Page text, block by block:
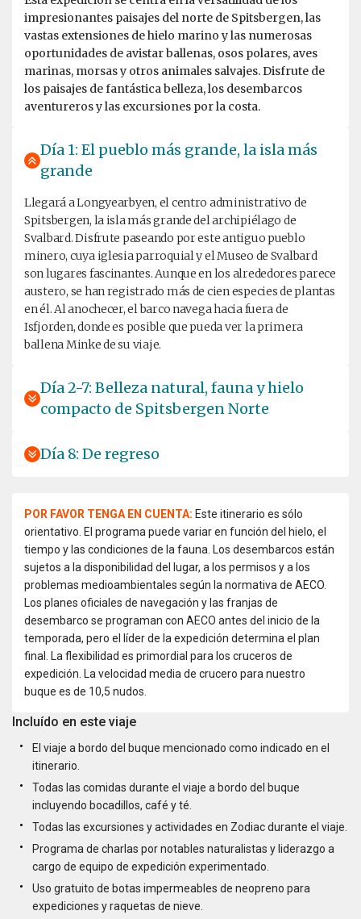
impresionantes paisajes del norte de Spitsbergen, las
vastas extensiones de hielo marino y las numerosas
oportunidades de avistar ballenas, osos polares, aves
marinas, morsas y otros animales salvajes. Disfrute de
los paisajes de fantástica belleza, los desembarcos
aventureros y las excursiones por la costa.
Día 1: El pueblo más grande, la isla más
grande
Llegará a Longyearbyen, el centro administrativo de
Spitsbergen, la isla más grande del archipiélago de
Svalbard. Disfrute paseando por este antiguo pueblo
minero, cuya iglesia parroquial y el Museo de Svalbard
son lugares fascinantes. Aunque en los alrededores parece
austero, se han registrado más de cien especies de plantas
en él. Al anochecer, el barco navega hacia fuera de
Isfjorden, donde es posible que pueda ver la primera
ballena Minke de su viaje.
Día 2-7: Belleza natural, fauna y hielo
compacto de Spitsbergen Norte
Día 8: De regreso
POR FAVOR TENGA EN CUENTA: Este itinerario es sólo
orientativo. El programa puede variar en función del hielo, el
tiempo y las condiciones de la fauna. Los desembarcos están
sujetos a la disponibilidad del lugar, a los permisos y a los
problemas medioambientales según la normativa de AECO.
Los planes oficiales de navegación y las franjas de
desembarco se programan con AECO antes del inicio de la
temporada, pero el líder de la expedición determina el plan
final. La flexibilidad es primordial para los cruceros de
expedición. La velocidad media de crucero para nuestro
buque es de 10,5 nudos.
Incluído en este viaje
El viaje a bordo del buque mencionado como indicado en el
itinerario.
Todas las comidas durante el viaje a bordo del buque
incluyendo bocadillos, café y té.
Todas las excursiones y actividades en Zodiac durante el viaje.
Programa de charlas por notables naturalistas y liderazgo a
cargo de equipo de expedición experimentado.
Uso gratuito de botas impermeables de neopreno para
expediciones y raquetas de nieve.